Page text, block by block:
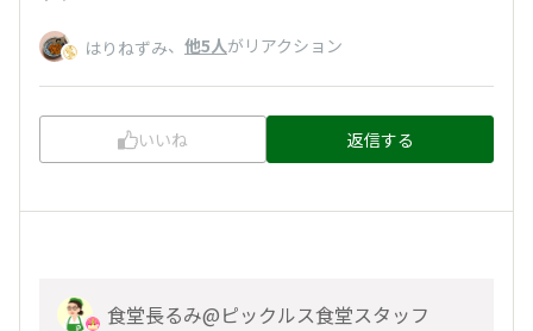
はりねずみ、 他5人がリアクション
いいね 返信する
食堂長るみ@ピックルス食堂スタッフ